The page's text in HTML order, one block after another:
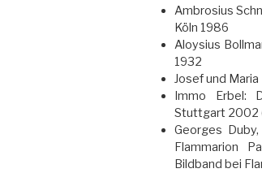
Ambrosius
Köln 1986
Aloysius
1932
Josef und
Immo Erbel:
Stuttgart 2002
Georges
Flammarion
Bildband bei